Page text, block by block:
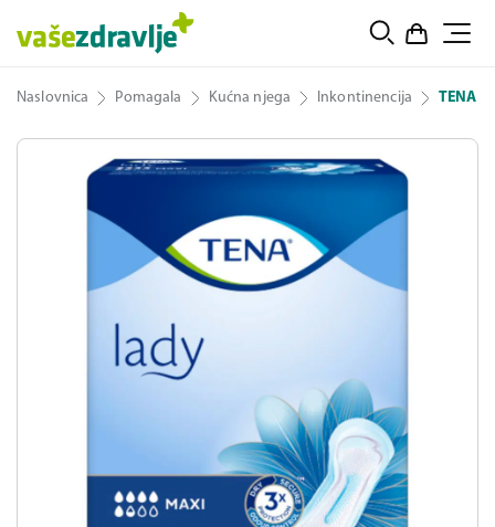
Naslovnica Pomagala Kućna njega Inkontinencija TENA